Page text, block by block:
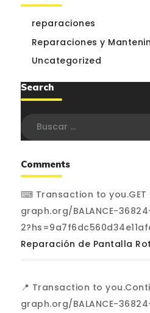
reparaciones
Reparaciones y
Uncategorized
Search
Comments
⌨ Transaction to you.GET
graph.org/BALANCE-
Reparación de Pantalla
📍 Transaction to
graph.org/BALANCE-